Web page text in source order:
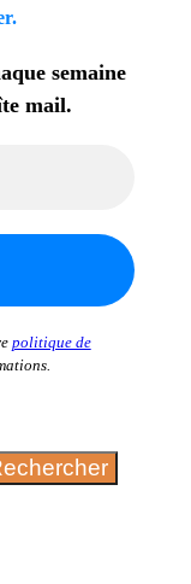
semaine
mail.
politique de